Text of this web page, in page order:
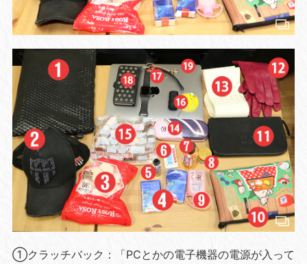
①クラッチバック：「PCとかの電子機器の電源が入って